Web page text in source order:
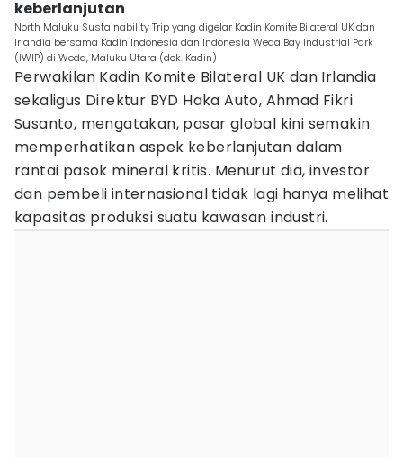
keberlanjutan
North Maluku Sustainability Trip yang digelar Kadin Komite Bilateral UK dan
Irlandia bersama Kadin Indonesia dan Indonesia Weda Bay Industrial Park
(IWIP) di Weda, Maluku Utara (dok. Kadin)
Perwakilan Kadin Komite Bilateral UK dan Irlandia
sekaligus Direktur BYD Haka Auto, Ahmad Fikri
Susanto, mengatakan, pasar global kini semakin
memperhatikan aspek keberlanjutan dalam
rantai pasok mineral kritis. Menurut dia, investor
dan pembeli internasional tidak lagi hanya melihat
kapasitas produksi suatu kawasan industri.